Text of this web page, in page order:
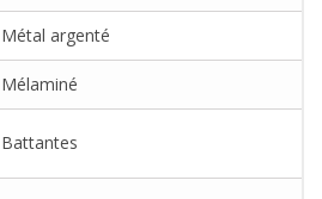
Métal argenté
Mélaminé
Battantes